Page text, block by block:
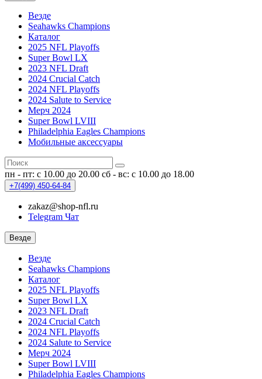
Везде
Seahawks Champions
Каталог
2025 NFL Playoffs
Super Bowl LX
2023 NFL Draft
2024 Crucial Catch
2024 NFL Playoffs
2024 Salute to Service
Мерч 2024
Super Bowl LVIII
Philadelphia Eagles Champions
Мобильные аксессуары
пн - пт: с 10.00 до 20.00 сб - вс: с 10.00 до 18.00
+7(499) 450-64-84
zakaz@shop-nfl.ru
Telegram Чат
Везде
Везде
Seahawks Champions
Каталог
2025 NFL Playoffs
Super Bowl LX
2023 NFL Draft
2024 Crucial Catch
2024 NFL Playoffs
2024 Salute to Service
Мерч 2024
Super Bowl LVIII
Philadelphia Eagles Champions